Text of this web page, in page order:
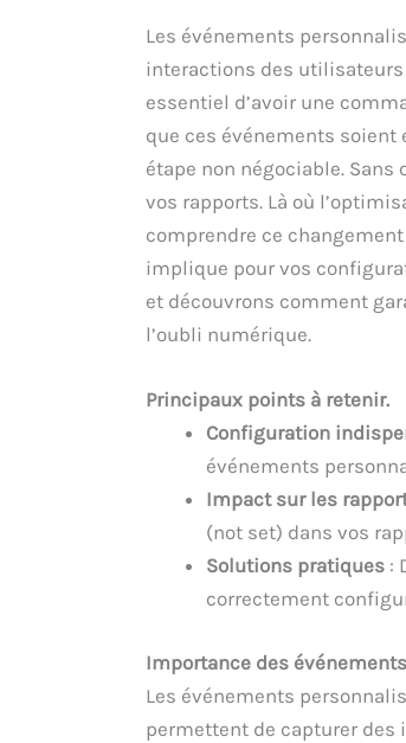
Les événements
interactions des
essentiel d’avoir une
que ces événements
étape non négociable.
vos rapports. Là où
comprendre ce
implique pour vos
et découvrons comment
l’oubli numérique.
Principaux points à retenir.
Configuration
événements
Impact sur les
(not set) dans vos
Solutions pratiques :
correctement
Importance des
Les événements
permettent de capturer